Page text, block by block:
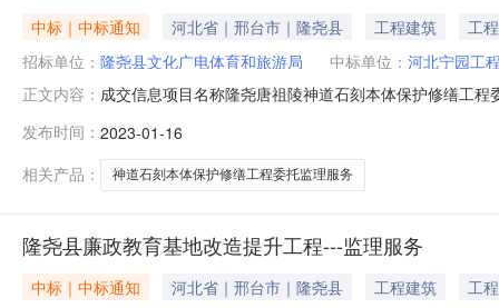
中标｜中标通知 河北省｜邢台市｜隆尧县 工程建筑
工程
招标单位： 隆尧县文化广电体育和旅游局 中标单位： 河北宁园工
正文内容： 成交信息项目名称隆尧唐祖陵神道石刻本体保护修缮工
发布时间： 2023-01-16
相关产品：
神道石刻本体保护修缮工程委托监理服务
隆尧县廉政教育基地改造提升工程---监理服务
中标｜中标通知 河北省｜邢台市｜隆尧县 工程建筑
工程